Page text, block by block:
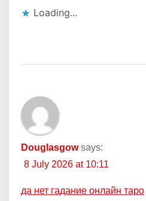
Loading...
Douglasgow says:
8 July 2026 at 10:11
да нет гадание онлайн таро